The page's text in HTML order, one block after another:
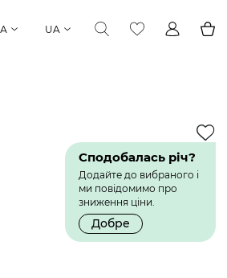
UA
Сподобалась річ?
Додайте до вибраного і
ми повідомимо про
зниження ціни.
Добре